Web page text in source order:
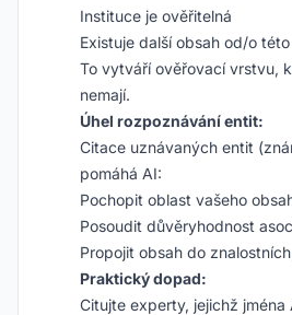
Instituce je ověřitelná
Existuje další obsah od/o
To vytváří ověřovací vrstvu,
nemají.
Úhel rozpoznávání entit:
Citace uznávaných entit
pomáhá AI:
Pochopit oblast vašeho
Posoudit důvěryhodnost
Propojit obsah do
Praktický dopad:
Citujte experty, jejichž